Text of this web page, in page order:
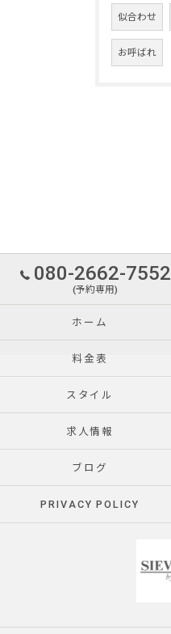
似合わせ
お呼ばれ
080-2662-7552
(予約専用)
ホーム
料金表
スタイル
求人情報
ブログ
PRIVACY POLICY